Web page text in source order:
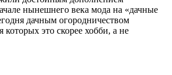
нынешнего века мода на «дачные
дачным огородничеством
это скорее хобби, а не